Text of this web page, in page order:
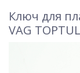
Ключ для
VAG